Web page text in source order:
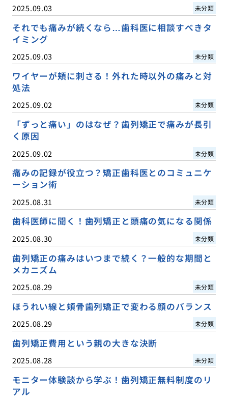
2025.09.03 未分類
それでも痛みが続くなら…歯科医に相談すべきタ
イミング
2025.09.03 未分類
ワイヤーが頬に刺さる！外れた時以外の痛みと対
処法
2025.09.02 未分類
「ずっと痛い」のはなぜ？歯列矯正で痛みが長引
く原因
2025.09.02 未分類
痛みの記録が役立つ？矯正歯科医とのコミュニケ
ーション術
2025.08.31 未分類
歯科医師に聞く！歯列矯正と頭痛の気になる関係
2025.08.30 未分類
歯列矯正の痛みはいつまで続く？一般的な期間と
メカニズム
2025.08.29 未分類
ほうれい線と頬骨歯列矯正で変わる顔のバランス
2025.08.29 未分類
歯列矯正費用という親の大きな決断
2025.08.28 未分類
モニター体験談から学ぶ！歯列矯正無料制度のリ
アル